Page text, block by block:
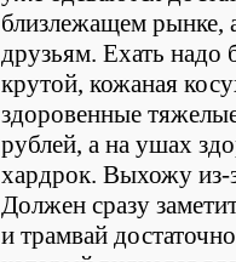
близлежащем рынке,
друзьям. Ехать надо
крутой, кожаная
здоровенные
рублей, а на ушах
хардрок. Выхожу из-
Должен сразу
и трамвай